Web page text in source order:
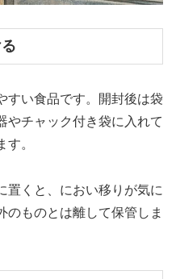
すい食品です。開封後は袋
やチャック付き袋に入れて
。
置くと、におい移りが気に
のものとは離して保管しま